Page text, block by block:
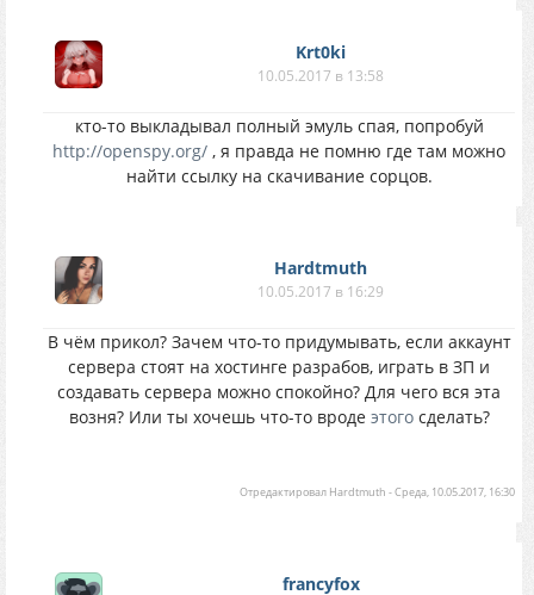
Krt0ki
10.05.2017 в 13:58
кто-то выкладывал полный эмуль спая, попробуй
http://openspy.org/ , я правда не помню где там можно
найти ссылку на скачивание сорцов.
Hardtmuth
10.05.2017 в 16:29
В чём прикол? Зачем что-то придумывать, если аккаунт
сервера стоят на хостинге разрабов, играть в ЗП и
создавать сервера можно спокойно? Для чего вся эта
возня? Или ты хочешь что-то вроде этогосделать?
Отредактировал Hardtmuth -Среда, 10.05.2017, 16:30
francyfox